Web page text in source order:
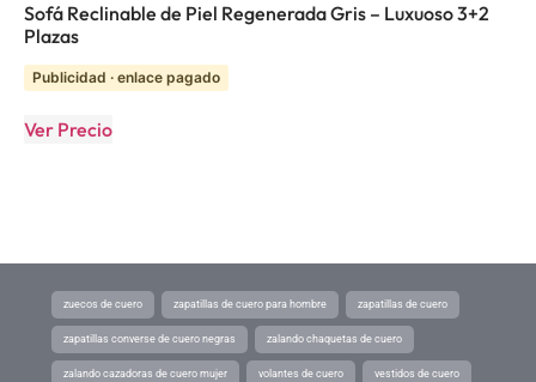
Sofá Reclinable de Piel Regenerada Gris – Luxuoso 3+2
Plazas
Publicidad · enlace pagado
Ver Precio
zuecos de cuero zapatillas de cuero para hombre zapatillas de cuero
zapatillas converse de cuero negras zalando chaquetas de cuero
zalando cazadoras de cuero mujer volantes de cuero vestidos de cuero